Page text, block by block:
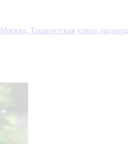
Москва, Ташкентская улица, подъезд